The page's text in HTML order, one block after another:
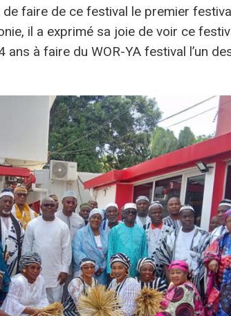
faire de ce festival le premier
il a exprimé sa joie de voir ce
à faire du WOR-YA festival l’un